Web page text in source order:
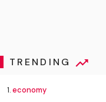
TRENDING
1.economy